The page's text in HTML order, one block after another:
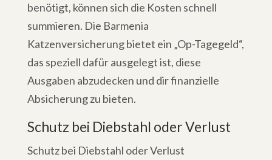
benötigt, können sich die Kosten schnell
summieren. Die Barmenia
Katzenversicherung bietet ein „Op-Tagegeld“,
das speziell dafür ausgelegt ist, diese
Ausgaben abzudecken und dir finanzielle
Absicherung zu bieten.
Schutz bei Diebstahl oder Verlust
Schutz bei Diebstahl oder Verlust